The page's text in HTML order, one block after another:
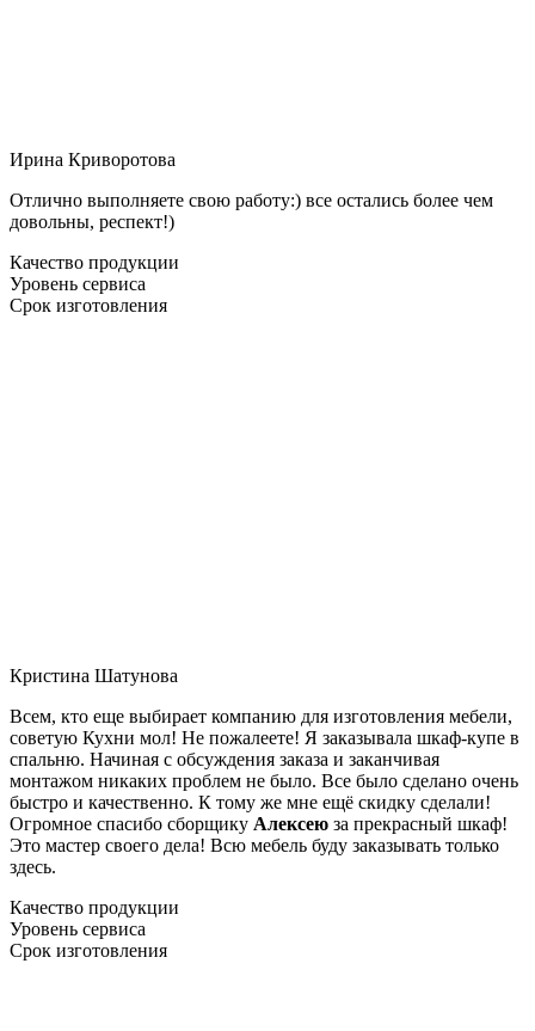
Ирина Криворотова
Отлично выполняете свою работу:) все остались более чем
довольны, респект!)
Качество продукции
Уровень сервиса
Срок изготовления
Кристина Шатунова
Всем, кто еще выбирает компанию для изготовления мебели,
советую Кухни мол! Не пожалеете! Я заказывала шкаф-купе в
спальню. Начиная с обсуждения заказа и заканчивая
монтажом никаких проблем не было. Все было сделано очень
быстро и качественно. К тому же мне ещё скидку сделали!
Огромное спасибо сборщику Алексею за прекрасный шкаф!
Это мастер своего дела! Всю мебель буду заказывать только
здесь.
Качество продукции
Уровень сервиса
Срок изготовления